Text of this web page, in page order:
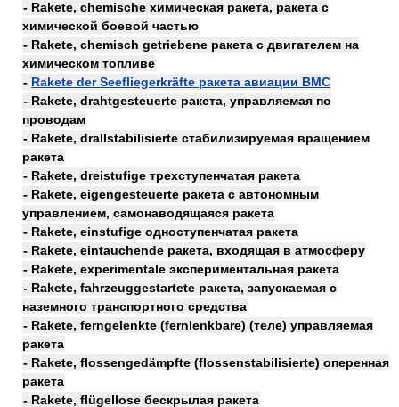
- Rakete, chemische химическая ракета, ракета с
химической боевой частью
- Rakete, chemisch getriebene ракета с двигателем на
химическом топливе
- Rakete der Seefliegerkräfte ракета авиации ВМС
- Rakete, drahtgesteuerte ракета, управляемая по
проводам
- Rakete, drallstabilisierte стабилизируемая вращением
ракета
- Rakete, dreistufige трехступенчатая ракета
- Rakete, eigengesteuerte ракета с автономным
управлением, самонаводящаяся ракета
- Rakete, einstufige одноступенчатая ракета
- Rakete, eintauchende ракета, входящая в атмосферу
- Rakete, experimentale экспериментальная ракета
- Rakete, fahrzeuggestartete ракета, запускаемая с
наземного транспортного средства
- Rakete, ferngelenkte (fernlenkbare) (теле) управляемая
ракета
- Rakete, flossengedämpfte (flossenstabilisierte) оперенная
ракета
- Rakete, flügellose бескрылая ракета